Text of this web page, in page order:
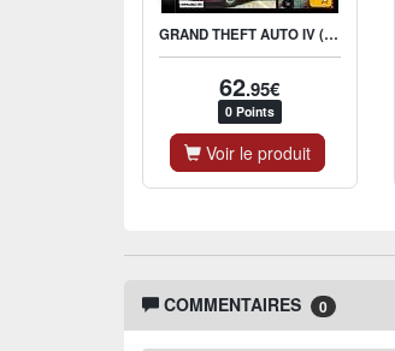
GRAND THEFT AUTO IV (GTA 4) (UK/FR)
62.95€
0 Points
Voir le produit
COMMENTAIRES 0